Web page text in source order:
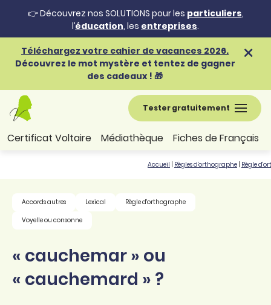
👉 Découvrez nos SOLUTIONS pour les particuliers,
l’éducation, les entreprises.
Téléchargez votre cahier de vacances 2026.
Découvrez le mot mystère et tentez de gagner
des cadeaux ! 🎁
Tester gratuitement
Certificat Voltaire Médiathèque Fiches de Français
Accueil Règles d'orthographe Règle
Accords autres Lexical
Règle d'orthographe
Voyelle ou consonne
« cauchemar » ou
« cauchemard » ?